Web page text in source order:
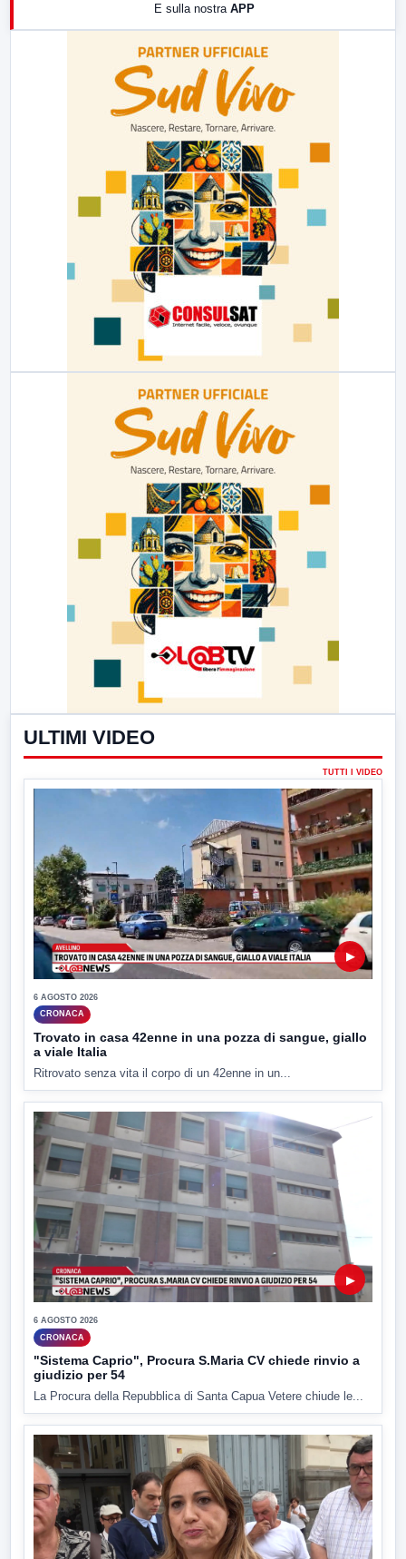
E sulla nostra APP
ULTIMI VIDEO
TUTTI I VIDEO
▶
6 AGOSTO 2026
CRONACA
Trovato in casa 42enne in una pozza di sangue, giallo
a viale Italia
Ritrovato senza vita il corpo di un 42enne in un...
▶
6 AGOSTO 2026
CRONACA
"Sistema Caprio", Procura S.Maria CV chiede rinvio a
giudizio per 54
La Procura della Repubblica di Santa Capua Vetere chiude le...